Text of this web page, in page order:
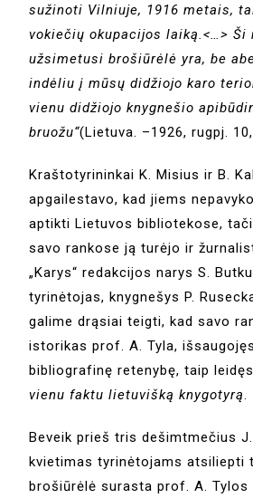
sužinoti Vilniuje, 1916 metais,
vokiečių okupacijos laiką.<…> Ši
užsimetusi brošiūrėlė yra, be
indėliu į mūsų didžiojo karo
vienu didžiojo knygnešio
bruožu“(Lietuva. –1926, rugpj.
Kraštotyrininkai K. Misius ir B.
apgailestavo, kad jiems
aptikti Lietuvos bibliotekose,
savo rankose ją turėjo ir
„Karys“ redakcijos narys S.
tyrinėtojas, knygnešys P.
galime drąsiai teigti, kad savo
istorikas prof. A. Tyla,
bibliografinę retenybę, taip
vienu faktu lietuvišką knygotyrą.
Beveik prieš tris dešimtmečius
kvietimas tyrinėtojams atsiliepti
brošiūrėlė surasta prof. A. Tylos